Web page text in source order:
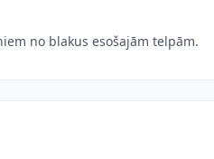
no blakus esošajām telpām.